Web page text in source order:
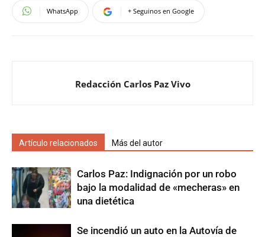
WhatsApp + Seguinos en Google
Redacción Carlos Paz Vivo
Artículo relacionados Más del autor
Carlos Paz: Indignación por un robo
bajo la modalidad de «mecheras» en
una dietética
Se incendió un auto en la Autovía de